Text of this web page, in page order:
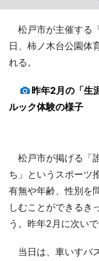
松戸市が主催する
日、柿ノ木台公園体
れる。
昨年2月の「生
ルック体験の様子
松戸市が掲げる「
ち」というスポーツ
有無や年齢、性別を
しむことができるき
う。昨年2月に次い
当日は、車いすバ